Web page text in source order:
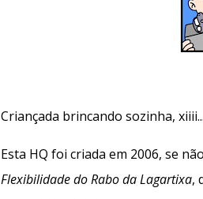
Criançada brincando sozinha,
Esta HQ foi criada em 2006, se
Flexibilidade do Rabo da Lagartixa,